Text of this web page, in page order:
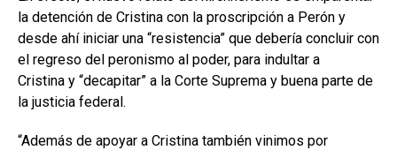
la detención de Cristina con la proscripción a Perón y
desde ahí iniciar una “resistencia” que debería concluir con
el regreso del peronismo al poder, para indultar a
Cristina y “decapitar” a la Corte Suprema y buena parte de
la justicia federal.
“Además de apoyar a Cristina también vinimos por